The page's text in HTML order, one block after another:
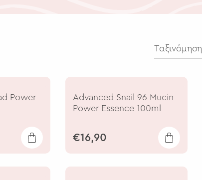
Ταξινόμηση
Power
Advanced Snail 96 Mucin
Power Essence 100ml
€16,90